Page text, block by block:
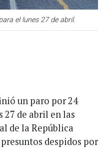
el lunes 27 de abril.
un paro por 24
de abril en las
de la República
despidos por